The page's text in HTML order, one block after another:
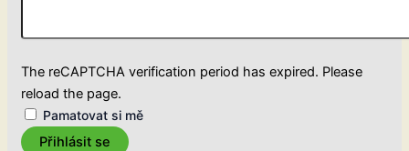
The reCAPTCHA verification period has expired. Please
reload the page.
Pamatovat si mě
Přihlásit se